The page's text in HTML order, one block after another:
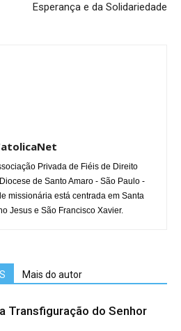
Esperança e da Solidariedade
Privada de Fiéis de Direito
de Santo Amaro - São Paulo -
missionária está centrada em Santa
Jesus e São Francisco Xavier.
Mais do autor
Transfiguração do Senhor